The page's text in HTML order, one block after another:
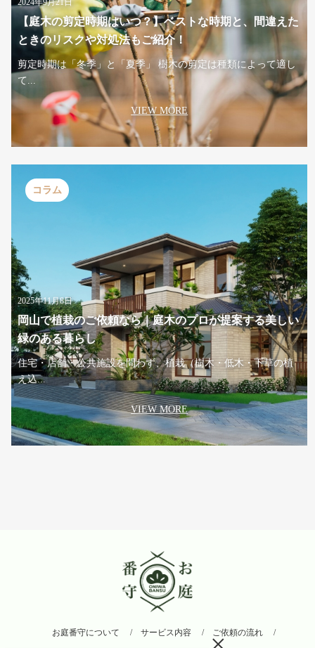
【庭木の剪定時期はいつ？】ベストな時期と、間違えた
ときのリスクや対処法もご紹介！
剪定時期は「冬季」と「夏季」 樹木の剪定は種類によって適し
て...
VIEW MORE
コラム
2025年11月8日
岡山で植栽のご依頼なら｜庭木のプロが提案する美しい
緑のある暮らし
住宅・店舗・公共施設を問わず、植栽（樹木・低木・下草の植
え込...
VIEW MORE
お庭番守について サービス内容 ご依頼の流れ